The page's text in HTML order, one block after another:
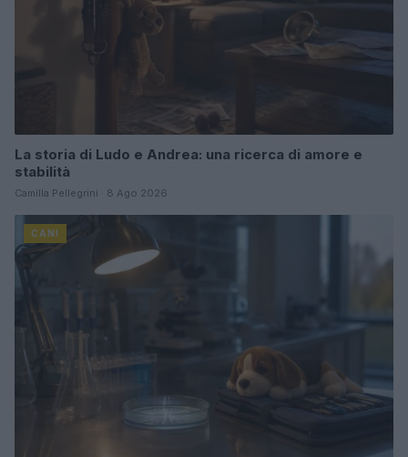
La storia di Ludo e Andrea: una ricerca di amore e
stabilità
Camilla Pellegrini · 8 Ago 2026
CANI